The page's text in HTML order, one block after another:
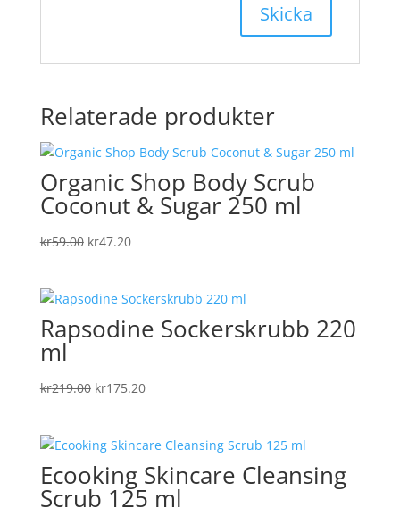
Relaterade produkter
Organic Shop Body Scrub
Coconut & Sugar 250 ml
kr59.00 Det
var:
kr59.00.
kr47.20Det
är:
kr47.20.
Rapsodine Sockerskrubb 220
ml
kr219.00 Det
var:
kr219.00.
kr175.20Det
är:
kr175.20.
Ecooking Skincare Cleansing
Scrub 125 ml